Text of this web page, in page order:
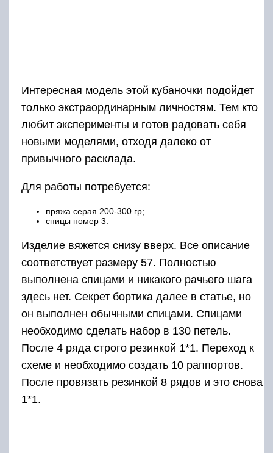
Интересная модель этой кубаночки подойдет
только экстраординарным личностям. Тем кто
любит эксперименты и готов радовать себя
новыми моделями, отходя далеко от
привычного расклада.
Для работы потребуется:
пряжа серая 200-300 гр;
спицы номер 3.
Изделие вяжется снизу вверх. Все описание
соответствует размеру 57. Полностью
выполнена спицами и никакого рачьего шага
здесь нет. Секрет бортика далее в статье, но
он выполнен обычными спицами. Спицами
необходимо сделать набор в 130 петель.
После 4 ряда строго резинкой 1*1. Переход к
схеме и необходимо создать 10 раппортов.
После провязать резинкой 8 рядов и это снова
1*1.